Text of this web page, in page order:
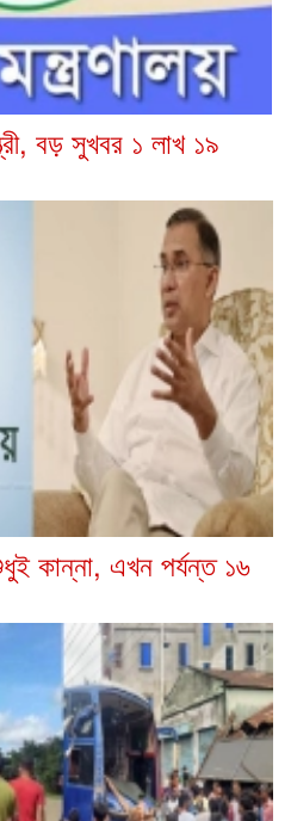
বড় সুখবর ১ লাখ ১৯
কান্না, এখন পর্যন্ত ১৬